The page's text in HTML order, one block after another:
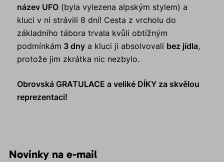
název UFO (byla vylezena alpským stylem) a
kluci v ní strávili 8 dní! Cesta z vrcholu do
základního tábora trvala kvůli obtížným
podmínkám 3 dny a kluci ji absolvovali bez jídla,
protože jim zkrátka nic nezbylo.
Obrovská GRATULACE a veliké DÍKY za skvělou
reprezentaci!
Novinky na e-mail